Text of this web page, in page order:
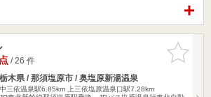
お気に入
りに追加
/ 26 件
栃木県 / 那須塩原市 / 奥塩原新湯温泉
中三依温泉駅6.85km
上三依塩原温泉口駅7.28km